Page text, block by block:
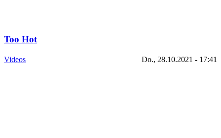
Too Hot
Videos Do., 28.10.2021 - 17:41